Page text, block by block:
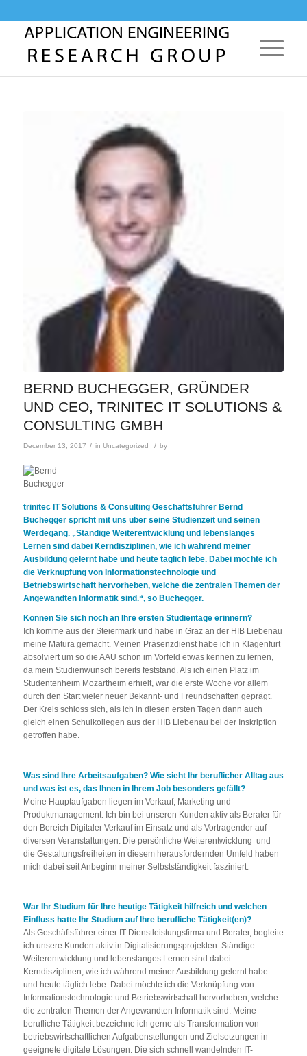
BERND BUCHEGGER, GRÜNDER
UND CEO, TRINITEC IT SOLUTIONS &
CONSULTING GMBH
December 13, 2017 / in Uncategorized / by
trinitec IT Solutions & Consulting Geschäftsführer Bernd
Buchegger spricht mit uns über seine Studienzeit und seinen
Werdegang. „Ständige Weiterentwicklung und lebenslanges
Lernen sind dabei Kerndisziplinen, wie ich während meiner
Ausbildung gelernt habe und heute täglich lebe. Dabei möchte ich
die Verknüpfung von Informationstechnologie und
Betriebswirtschaft hervorheben, welche die zentralen Themen der
Angewandten Informatik sind.“, so Buchegger.
Können Sie sich noch an Ihre ersten Studientage erinnern?
Ich komme aus der Steiermark und habe in Graz an der HIB Liebenau
meine Matura gemacht. Meinen Präsenzdienst habe ich in Klagenfurt
absolviert um so die AAU schon im Vorfeld etwas kennen zu lernen,
da mein Studienwunsch bereits feststand. Als ich einen Platz im
Studentenheim Mozartheim erhielt, war die erste Woche vor allem
durch den Start vieler neuer Bekannt- und Freundschaften geprägt.
Der Kreis schloss sich, als ich in diesen ersten Tagen dann auch
gleich einen Schulkollegen aus der HIB Liebenau bei der Inskription
getroffen habe.
Was sind Ihre Arbeitsaufgaben? Wie sieht Ihr beruflicher Alltag aus
und was ist es, das Ihnen in Ihrem Job besonders gefällt?
Meine Hauptaufgaben liegen im Verkauf, Marketing und
Produktmanagement. Ich bin bei unseren Kunden aktiv als Berater für
den Bereich Digitaler Verkauf im Einsatz und als Vortragender auf
diversen Veranstaltungen. Die persönliche Weiterentwicklung und
die Gestaltungsfreiheiten in diesem herausfordernden Umfeld haben
mich dabei seit Anbeginn meiner Selbstständigkeit fasziniert.
War Ihr Studium für Ihre heutige Tätigkeit hilfreich und welchen
Einfluss hatte Ihr Studium auf Ihre berufliche Tätigkeit(en)?
Als Geschäftsführer einer IT-Dienstleistungsfirma und Berater, begleite
ich unsere Kunden aktiv in Digitalisierungsprojekten. Ständige
Weiterentwicklung und lebenslanges Lernen sind dabei
Kerndisziplinen, wie ich während meiner Ausbildung gelernt habe
und heute täglich lebe. Dabei möchte ich die Verknüpfung von
Informationstechnologie und Betriebswirtschaft hervorheben, welche
die zentralen Themen der Angewandten Informatik sind. Meine
berufliche Tätigkeit bezeichne ich gerne als Transformation von
betriebswirtschaftlichen Aufgabenstellungen und Zielsetzungen in
geeignete digitale Lösungen. Die sich schnell wandelnden IT-